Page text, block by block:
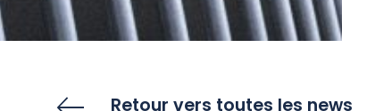
Retour vers toutes les news